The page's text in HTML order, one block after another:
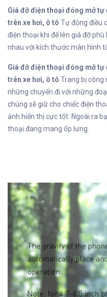
Giá đỡ điện thoại đóng mở
trên xe hơi, ô tô Tự động điều
điện thoại khi để lên giá đỡ
nhau với kích thước màn hình
Giá đỡ điện thoại đóng mở
trên xe hơi, ô tô Trang bị công
những chuyến đi với những
chúng sẽ giữ cho chiếc điện
ảnh hiển thị cực tốt. Ngoài ra
thoại đang mang ốp lưng.